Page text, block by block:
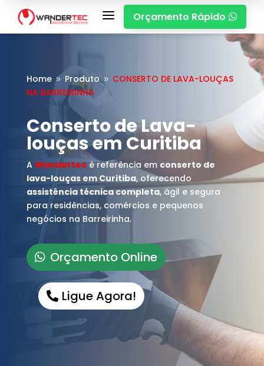
a Orçamento Rápido 
Home 9 Produto 9 CONSERTO DE LAVA-LOUÇAS
NA BARREIRINHA
Conserto de Lava-
louças em Curitiba
A Wandertecé referência em conserto de
lava-louças em Curitiba, oferecendo
assistência técnica completa, ágil e segura
para residências, comércios e pequenos
negócios na Barreirinha.
Orçamento Online
Ligue Agora!